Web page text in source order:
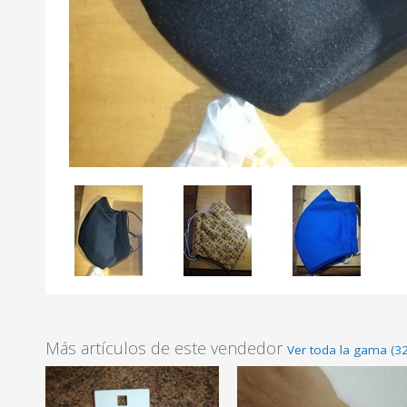
Más artículos de este vendedor Ver toda la gama